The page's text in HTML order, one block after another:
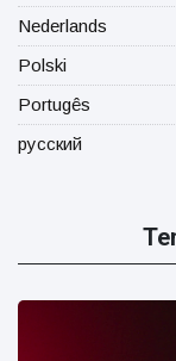
Nederlands
Polski
Portugês
русский